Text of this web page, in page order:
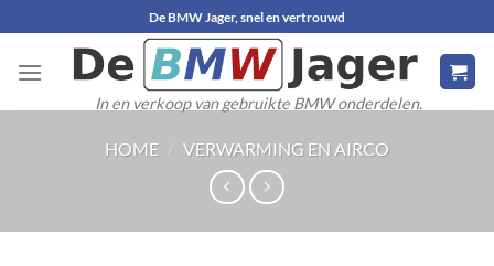
naar
inhoud
De BMW Jager, snel en vertrouwd
In en verkoop van gebruikte BMW onderdelen.
HOME / VERWARMING EN AIRCO